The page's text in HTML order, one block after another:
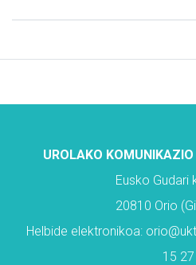
UROLAKO
Eusko Gudari
20810 Orio
Helbide elektronikoa:
15 27